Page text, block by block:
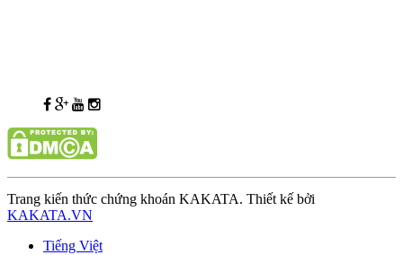
Trang kiến thức chứng khoán KAKATA. Thiết kế bởi
KAKATA.VN
Tiếng Việt